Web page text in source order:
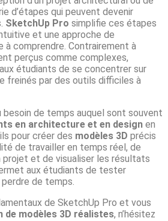
d’étapes qui peuvent devenir
SketchUp Pro simplifie ces étapes
et une approche de
à comprendre. Contrairement à
perçus comme complexes,
étudiants de se concentrer sur
freinés par des outils difficiles à
besoin de temps auquel sont souvent
en architecture et en design en
pour créer des modèles 3D précis
de travailler en temps réel, de
projet et de visualiser les résultats
aux étudiants de tester
de temps.
de SketchUp Pro et vous
de modèles 3D réalistes, n’hésitez